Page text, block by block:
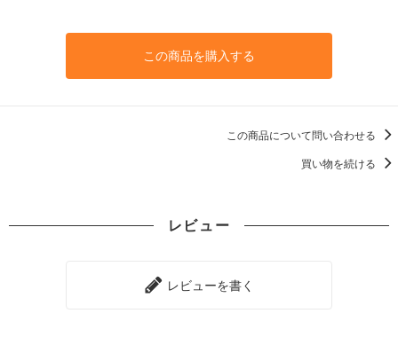
この商品を購入する
この商品について問い合わせる
買い物を続ける
レビュー
レビューを書く